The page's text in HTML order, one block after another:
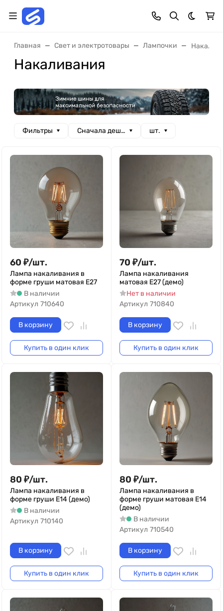
Темная
Главная Свет и электротовары Лампочки
Накаливания
Фильтры Сначала дешевые шт.
60 ₽/шт.
Лампа накаливания в
форме груши матовая Е27
В наличии
Артикул 710640
В корзину
Купить в один клик
70 ₽/шт.
Лампа накаливания
матовая Е27 (демо)
Нет в наличии
Артикул 710840
В корзину
Купить в один клик
80 ₽/шт.
Лампа накаливания в
форме груши Е14 (демо)
В наличии
Артикул 710140
В корзину
Купить в один клик
80 ₽/шт.
Лампа накаливания в
форме груши матовая Е14
(демо)
В наличии
Артикул 710540
В корзину
Купить в один клик